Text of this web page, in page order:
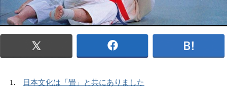
日本文化は「畳」と共にありました